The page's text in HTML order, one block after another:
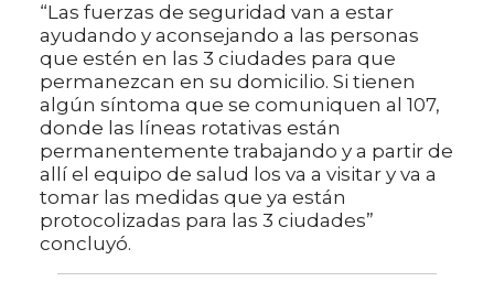
“Las fuerzas de seguridad van a estar
ayudando y aconsejando a las personas
que estén en las 3 ciudades para que
permanezcan en su domicilio. Si tienen
algún síntoma que se comuniquen al 107,
donde las líneas rotativas están
permanentemente trabajando y a partir de
allí el equipo de salud los va a visitar y va a
tomar las medidas que ya están
protocolizadas para las 3 ciudades”
concluyó.